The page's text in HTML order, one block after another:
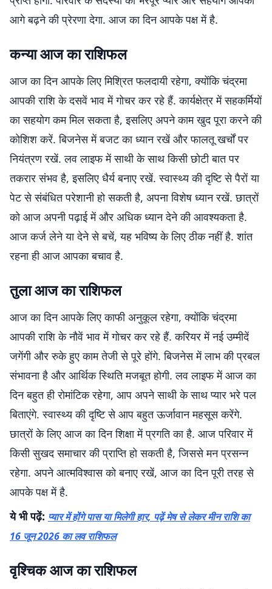
आगे बढ़ने की प्रेरणा देगा. आज का दिन आपके पक्ष में है.
कन्या आज का राशिफल
आज का दिन आपके लिए मिश्रित फलदायी रहेगा, क्योंकि चंद्रमा
आपकी राशि के दसवें भाव में गोचर कर रहे हैं. कार्यक्षेत्र में सहकर्मियों
का सहयोग कम मिल सकता है, इसलिए अपने काम खुद पूरा करने की
कोशिश करें. बिजनेस में बजट का ध्यान रखें और फालतू खर्चों पर
नियंत्रण रखें. लव लाइफ में साथी के साथ किसी छोटी बात पर
तकरार संभव है, इसलिए धैर्य बनाए रखें. स्वास्थ्य की दृष्टि से पैरों या
पेट से संबंधित परेशानी हो सकती है, अपना विशेष ध्यान रखें. छात्रों
को आज अपनी पढ़ाई में और अधिक ध्यान देने की आवश्यकता है.
आज कर्ज लेने या देने से बचें, यह भविष्य के लिए ठीक नहीं है. शांत
रहना ही आज आपका बचाव है.
तुला आज का राशिफल
आज का दिन आपके लिए काफी अनुकूल रहेगा, क्योंकि चंद्रमा
आपकी राशि के नौवें भाव में गोचर कर रहे हैं. करियर में नई उम्मीदें
जगेंगी और रुके हुए काम तेजी से पूरे होंगे. बिजनेस में लाभ की प्रबल
संभावना है और आर्थिक स्थिति मजबूत होगी. लव लाइफ में आज का
दिन बहुत ही रोमांटिक रहेगा, आप अपने साथी के साथ प्यार भरे पल
बिताएंगे. स्वास्थ्य की दृष्टि से आप बहुत ऊर्जावान महसूस करेंगे.
छात्रों के लिए आज का दिन शिक्षा में प्रगति का है. आज परिवार में
किसी सुखद समाचार की प्राप्ति हो सकती है, जिससे मन प्रसन्न
रहेगा. अपने आत्मविश्वास को बनाए रखें, आज का दिन पूरी तरह से
आपके पक्ष में है.
ये भी पढ़ें: प्यार में होंगे पास या मिलेगी हार, पढ़ें मेष से लेकर मीन राशि का
16 जून 2026 का लव राशिफल
वृश्चिक आज का राशिफल